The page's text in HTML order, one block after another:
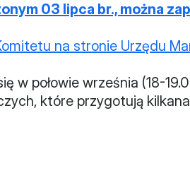
03 lipca br., można
na stronie Urzędu
w połowie września (18-
które przygotują